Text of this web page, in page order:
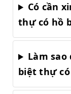
Có cần
thự có hồ
Làm
biệt thự